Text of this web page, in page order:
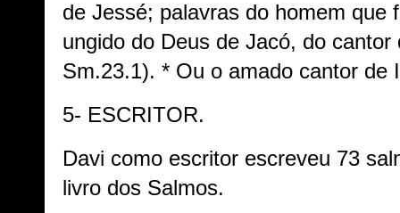
de Jessé; palavras do homem que
ungido do Deus de Jacó, do
Sm.23.1). * Ou o amado cantor de
5- ESCRITOR.
Davi como escritor escreveu 73
livro dos Salmos.